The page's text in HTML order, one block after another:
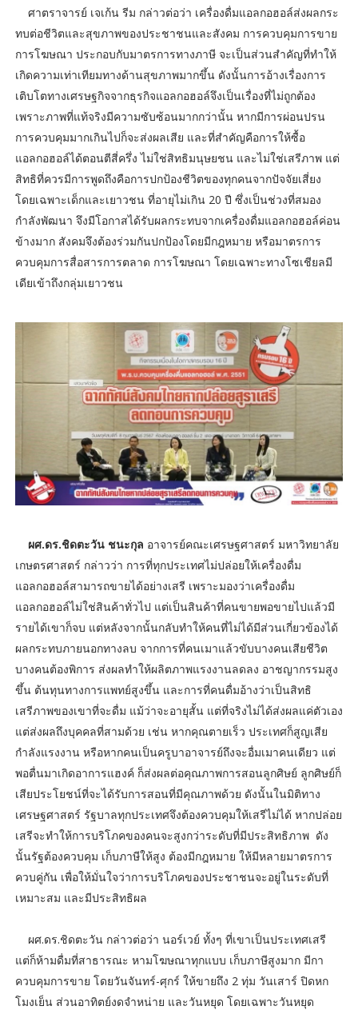
ศาตราจารย์ เจเก้น รีม กล่าวต่อว่า เครื่องดื่มแอลกอฮอล์ส่งผลกระ
ทบต่อชีวิตและสุขภาพของประชาชนและสังคม การควบคุมการขาย
การโฆษณา ประกอบกับมาตรการทางภาษี จะเป็นส่วนสำคัญที่ทำให้
เกิดความเท่าเทียมทางด้านสุขภาพมากขึ้น ดังนั้นการอ้างเรื่องการ
เติบโตทางเศรษฐกิจจากธุรกิจแอลกอฮอล์จึงเป็นเรื่องที่ไม่ถูกต้อง
เพราะภาพที่แท้จริงมีความซับซ้อนมากกว่านั้น หากมีการผ่อนปรน
การควบคุมมากเกินไปก็จะส่งผลเสีย และที่สำคัญคือการให้ซื้อ
แอลกอฮอล์ได้ตอนตีสี่ครึ่ง ไม่ใช่สิทธิมนุษยชน และไม่ใช่เสรีภาพ แต่
สิทธิที่ควรมีการพูดถึงคือการปกป้องชีวิตของทุกคนจากปัจจัยเสี่ยง
โดยเฉพาะเด็กและเยาวชน ที่อายุไม่เกิน 20 ปี ซึ่งเป็นช่วงที่สมอง
กำลังพัฒนา จึงมีโอกาสได้รับผลกระทบจากเครื่องดื่มแอลกอฮอล์ค่อน
ข้างมาก สังคมจึงต้องร่วมกันปกป้องโดยมีกฎหมาย หรือมาตรการ
ควบคุมการสื่อสารการตลาด การโฆษณา โดยเฉพาะทางโซเชียลมี
เดียเข้าถึงกลุ่มเยาวชน
ผศ.ดร.ชิดตะวัน ชนะกุล อาจารย์คณะเศรษฐศาสตร์ มหาวิทยาลัย
เกษตรศาสตร์ กล่าวว่า การที่ทุกประเทศไม่ปล่อยให้เครื่องดื่ม
แอลกอฮอล์สามารถขายได้อย่างเสรี เพราะมองว่าเครื่องดื่ม
แอลกอฮอล์ไม่ใช่สินค้าทั่วไป แต่เป็นสินค้าที่คนขายพอขายไปแล้วมี
รายได้เขาก็จบ แต่หลังจากนั้นกลับทำให้คนที่ไม่ได้มีส่วนเกี่ยวข้องได้
ผลกระทบภายนอกทางลบ จากการที่คนเมาแล้วขับบางคนเสียชีวิต
บางคนต้องพิการ ส่งผลทำให้ผลิตภาพแรงงานลดลง อาชญากรรมสูง
ขึ้น ต้นทุนทางการแพทย์สูงขึ้น และการที่คนดื่มอ้างว่าเป็นสิทธิ
เสรีภาพของเขาที่จะดื่ม แม้ว่าจะอายุสั้น แต่ที่จริงไม่ได้ส่งผลแค่ตัวเอง
แต่ส่งผลถึงบุคคลที่สามด้วย เช่น หากคุณตายเร็ว ประเทศก็สูญเสีย
กำลังแรงงาน หรือหากคนเป็นครูบาอาจารย์ถึงจะอื่มเมาคนเดียว แต่
พอตื่นมาเกิดอาการแฮงค์ ก็ส่งผลต่อคุณภาพการสอนลูกศิษย์ ลูกศิษย์ก็
เสียประโยชน์ที่จะได้รับการสอนที่มีคุณภาพด้วย ดังนั้นในมิติทาง
เศรษฐศาสตร์ รัฐบาลทุกประเทศจึงต้องควบคุมให้เสรีไม่ได้ หากปล่อย
เสรีจะทำให้การบริโภคของคนจะสูงกว่าระดับที่มีประสิทธิภาพ ดัง
นั้นรัฐต้องควบคุม เก็บภาษีให้สูง ต้องมีกฎหมาย ให้มีหลายมาตรการ
ควบคู่กัน เพื่อให้มั่นใจว่าการบริโภคของประชาชนจะอยู่ในระดับที่
เหมาะสม และมีประสิทธิผล
ผศ.ดร.ชิดตะวัน กล่าวต่อว่า นอร์เวย์ ทั้งๆ ที่เขาเป็นประเทศเสรี
แต่ก็ห้ามดื่มที่สาธารณะ หามโฆษณาทุกแบบ เก็บภาษีสูงมาก มีกา
ควบคุมการขาย โดยวันจันทร์-ศุกร์ ให้ขายถึง 2 ทุ่ม วันเสาร์ ปิดหก
โมงเย็น ส่วนอาทิตย์งดจำหน่าย และวันหยุด โดยเฉพาะวันหยุด